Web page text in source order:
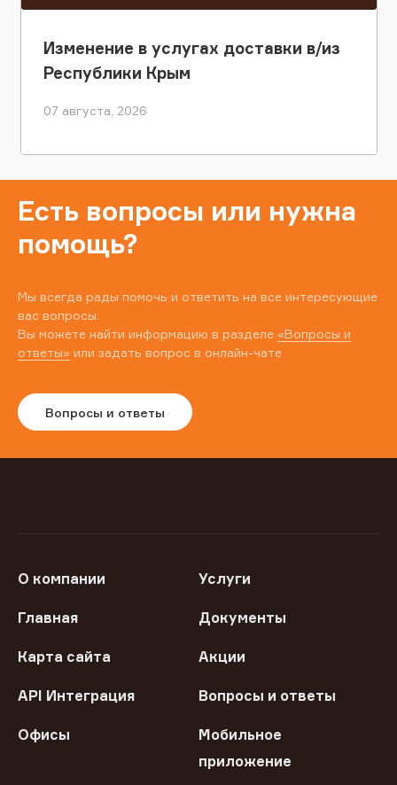
Изменение в услугах доставки в/из
Республики Крым
07 августа, 2026
Есть вопросы или нужна
помощь?
Мы всегда рады помочь и ответить на все интересующие
вас вопросы.
Вы можете найти информацию в разделе «Вопросы и
ответы» или задать вопрос в онлайн-чате
Вопросы и ответы
О компании Услуги
Главная Документы
Карта сайта Акции
API Интеграция Вопросы и ответы
Офисы
Мобильное
приложение